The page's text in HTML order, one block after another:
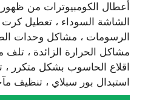
أعطال الكومبيوترات من
الشاشة السوداء ، تعطيل
الرسومات ، مشاكل وحدات
مشاكل الحرارة الزائدة ، تلف
اقلاع الحاسوب بشكل متكرر ،
استبدال بور سبلاي ، تنظيف